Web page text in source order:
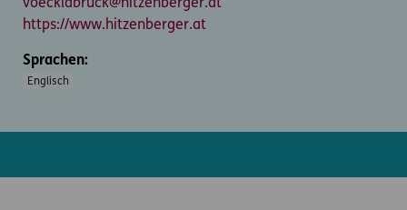
voecklabruck@hitzenberger.at
https://www.hitzenberger.at
Sprachen:
Englisch